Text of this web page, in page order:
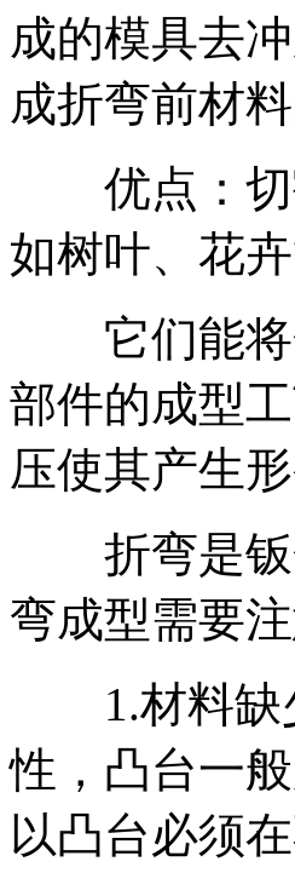
成的模具去
成折弯前材
优点：切
如树叶、花
它们能将
部件的成型
压使其产生
折弯是钣
弯成型需要
1.材料缺少
性，凸台一
以凸台必须